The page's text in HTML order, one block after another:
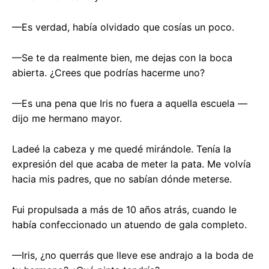
—Es verdad, había olvidado que cosías un poco.
—Se te da realmente bien, me dejas con la boca
abierta. ¿Crees que podrías hacerme uno?
—Es una pena que Iris no fuera a aquella escuela —
dijo me hermano mayor.
Ladeé la cabeza y me quedé mirándole. Tenía la
expresión del que acaba de meter la pata. Me volvía
hacia mis padres, que no sabían dónde meterse.
Fui propulsada a más de 10 años atrás, cuando le
había confeccionado un atuendo de gala completo.
—Iris, ¿no querrás que lleve ese andrajo a la boda de